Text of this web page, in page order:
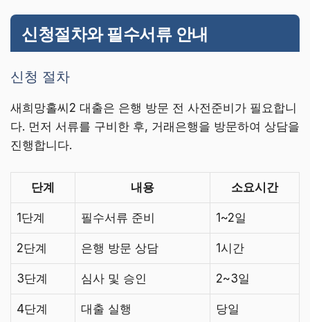
신청절차와 필수서류 안내
신청 절차
새희망홀씨2 대출은 은행 방문 전 사전준비가 필요합니
다. 먼저 서류를 구비한 후, 거래은행을 방문하여 상담을
진행합니다.
단계 내용 소요시간
1단계 필수서류 준비 1~2일
2단계 은행 방문 상담 1시간
3단계 심사 및 승인 2~3일
4단계 대출 실행 당일